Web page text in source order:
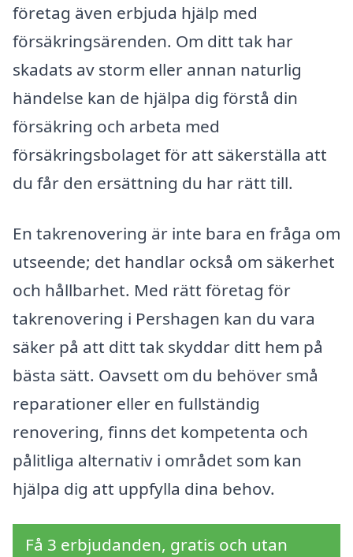
företag även erbjuda hjälp med
försäkringsärenden. Om ditt tak har
skadats av storm eller annan naturlig
händelse kan de hjälpa dig förstå din
försäkring och arbeta med
försäkringsbolaget för att säkerställa att
du får den ersättning du har rätt till.
En takrenovering är inte bara en fråga om
utseende; det handlar också om säkerhet
och hållbarhet. Med rätt företag för
takrenovering i Pershagen kan du vara
säker på att ditt tak skyddar ditt hem på
bästa sätt. Oavsett om du behöver små
reparationer eller en fullständig
renovering, finns det kompetenta och
pålitliga alternativ i området som kan
hjälpa dig att uppfylla dina behov.
Få 3 erbjudanden, gratis och utan